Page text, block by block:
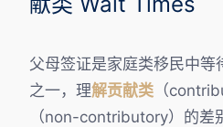
父母签证是家庭类移民中等
之一，理解贡献类 （
（non-contributory）的差